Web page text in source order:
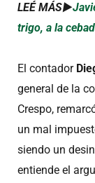
LEÉ MÁS►
trigo, a la
El contador
general de la
Crespo,
un mal
siendo un
entiende el